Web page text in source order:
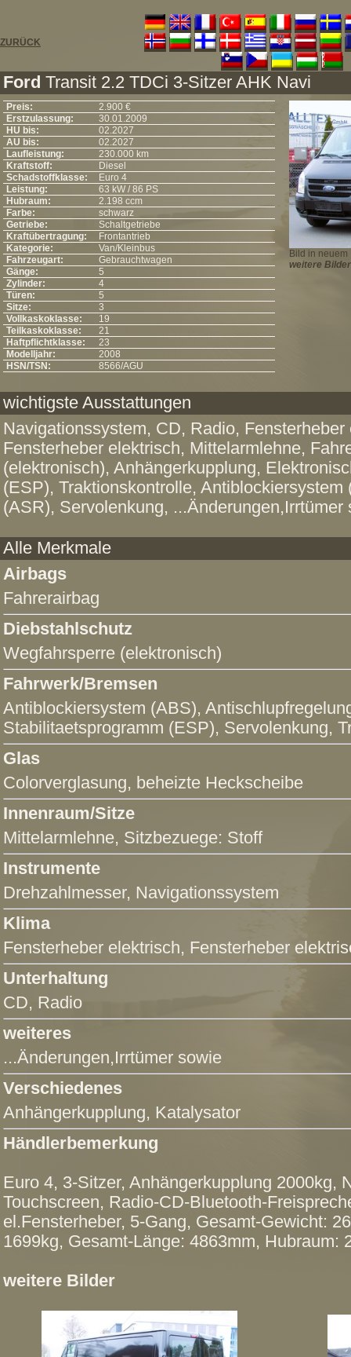
ZURÜCK
Ford Transit 2.2 TDCi 3-Sitzer AHK Navi
Preis:
2.900 €
Erstzulassung:
30.01.2009
HU bis:
02.2027
AU bis:
02.2027
Laufleistung:
230.000 km
Kraftstoff:
Diesel
Schadstoffklasse:
Euro 4
Leistung:
63 kW / 86 PS
Hubraum:
2.198 ccm
Farbe:
schwarz
Getriebe:
Schaltgetriebe
Kraftübertragung:
Frontantrieb
Kategorie:
Van/Kleinbus
Fahrzeugart:
Gebrauchtwagen
Gänge:
5
Zylinder:
4
Türen:
5
Sitze:
3
Vollkaskoklasse:
19
Teilkaskoklasse:
21
Haftpflichtklasse:
23
Modelljahr:
2008
HSN/TSN:
8566/AGU
Bild in neuem
weitere Bilder
wichtigste Ausstattungen
Navigationssystem, CD, Radio,
Fensterheber elektrisch, Mittelarmlehne,
(elektronisch), Anhängerkupplung,
(ESP), Traktionskontrolle,
(ASR), Servolenkung, ...Änderungen,Irrtümer
Alle Merkmale
Airbags
Fahrerairbag
Diebstahlschutz
Wegfahrsperre (elektronisch)
Fahrwerk/Bremsen
Antiblockiersystem (ABS),
Stabilitaetsprogramm (ESP), Servolenkung,
Glas
Colorverglasung, beheizte Heckscheibe
Innenraum/Sitze
Mittelarmlehne, Sitzbezuege: Stoff
Instrumente
Drehzahlmesser, Navigationssystem
Klima
Fensterheber elektrisch, Fensterheber
Unterhaltung
CD, Radio
weiteres
...Änderungen,Irrtümer sowie
Verschiedenes
Anhängerkupplung, Katalysator
Händlerbemerkung
Euro 4, 3-Sitzer, Anhängerkupplung 2000kg,
Touchscreen, Radio-CD-Bluetooth-
el.Fensterheber, 5-Gang, Gesamt-Gewicht:
1699kg, Gesamt-Länge: 4863mm, Hubraum:
weitere Bilder